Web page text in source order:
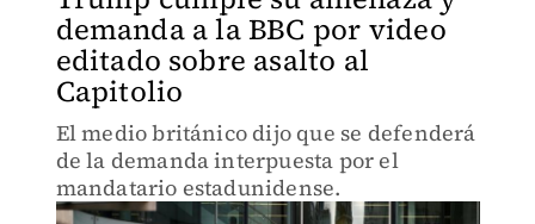
demanda a la BBC por video
editado sobre asalto al
Capitolio
El medio británico dijo que se defenderá
de la demanda interpuesta por el
mandatario estadunidense.